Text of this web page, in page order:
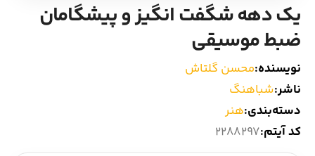
ادبیات
یک دهه شگفت‌ انگیز و پیشگامان
ضبط موسیقی
نویسنده:محسن گلتاش
ناشر:شباهنگ
دسته‌بندی:هنر
کد آیتم:2288297